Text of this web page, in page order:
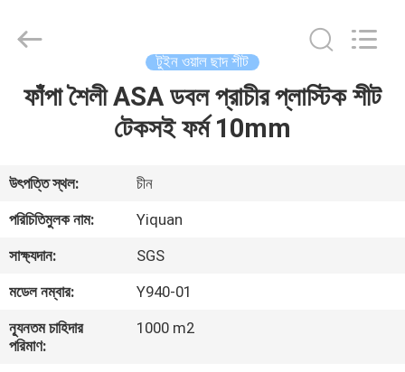
বাড়ি
আমাদের
সম্পর্কে
কারখানা
ভ্রমণ
Building
Material
Reserved.
টুইন ওয়াল ছাদ শীট
ফাঁপা শৈলী ASA ডবল প্রাচীর প্লাস্টিক শীট
টেকসই ফর্ম 10mm
উৎপত্তি স্থল:
চীন
পরিচিতিমুলক নাম:
Yiquan
সাক্ষ্যদান:
SGS
মডেল নম্বার:
Y940-01
ন্যূনতম চাহিদার
পরিমাণ:
1000 m2